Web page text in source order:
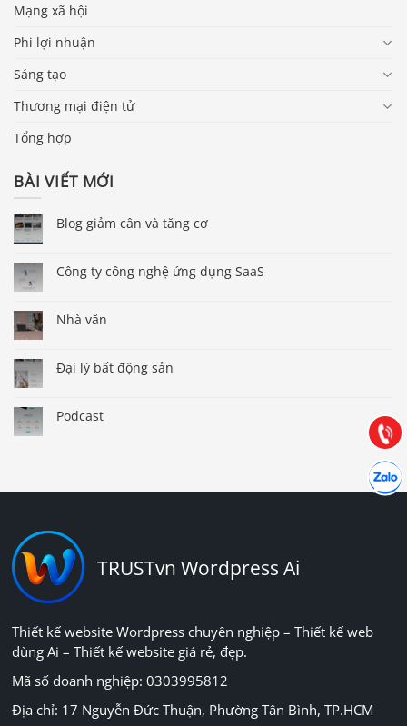
Mạng xã hội
Phi lợi nhuận
Sáng tạo
Thương mại điện tử
Tổng hợp
BÀI VIẾT MỚI
Blog giảm cân và tăng cơ
Công ty công nghệ ứng dụng SaaS
Nhà văn
Đại lý bất động sản
Podcast
TRUSTvn Wordpress Ai
Thiết kế website Wordpress chuyên nghiệp – Thiết kế web
dùng Ai – Thiết kế website giá rẻ, đẹp.
Mã số doanh nghiệp: 0303995812
Địa chỉ: 17 Nguyễn Đức Thuận, Phường Tân Bình, TP.HCM
Gọi
(028) 22.166.144
Chát